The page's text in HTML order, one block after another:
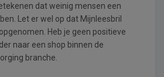
dat weinig mensen een
Let er wel op dat Mijnleesbril
Heb je geen positieve
naar een shop binnen de
branche.